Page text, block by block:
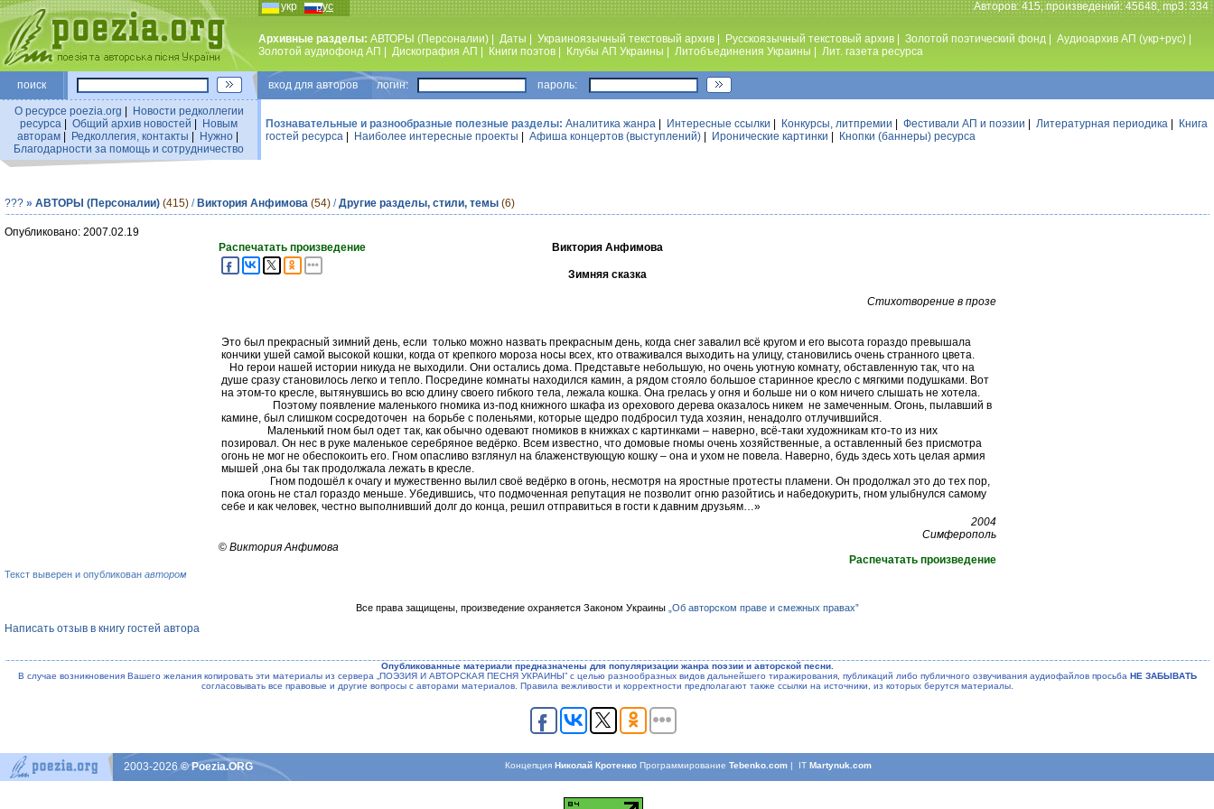
укр рус Авторов: 415, произведений: 45648, mp3: 334
Архивные разделы: АВТОРЫ (Персоналии) Даты Украиноязычный текстовый архив Русскоязычный текстовый архив Золотой поэтический фонд Аудиоархив АП (укр+рус)
Золотой аудиофонд АП
Дискография АП Книги поэтов Клубы АП Украины Литобъединения Украины Лит. газета ресурса
поиск вход для авторов логин: пароль:
О ресурсе poezia.org
Новости редколлегии
ресурса
Общий архив новостей
Новым
авторам| Редколлегия, контакты Нужно|
Благодарности за помощь и сотрудничество
Познавательные и разнообразные полезные разделы: Аналитика жанра Интересные ссылки Конкурсы, литпремии Фестивали АП и поэзии Литературная периодика
Книга
гостей ресурса
Наиболее интересные проекты Афиша концертов (выступлений) Иронические картинки Кнопки (баннеры) ресурса
??? » АВТОРЫ (Персоналии) (415) / Виктория Анфимова (54) /Другие разделы, стили, темы (6)
Опубликовано: 2007.02.19
Распечатать произведение
Виктория Анфимова
Зимняя сказка
Стихотворение в прозе
Это был прекрасный зимний день, если только можно назвать прекрасным день, когда снег завалил всё кругом и его высота гораздо превышала
кончики ушей самой высокой кошки, когда от крепкого мороза носы всех, кто отваживался выходить на улицу, становились очень странного цвета.
Но герои нашей истории никуда не выходили. Они остались дома. Представьте небольшую, но очень уютную комнату, обставленную так, что на
душе сразу становилось легко и тепло. Посредине комнаты находился камин, а рядом стояло большое старинное кресло с мягкими подушками. Вот
на этом-то кресле, вытянувшись во всю длину своего гибкого тела, лежала кошка. Она грелась у огня и больше ни о ком ничего слышать не хотела.
Поэтому появление маленького гномика из-под книжного шкафа из орехового дерева оказалось никем не замеченным. Огонь, пылавший в
камине, был слишком сосредоточен на борьбе с поленьями, которые щедро подбросил туда хозяин, ненадолго отлучившийся.
Маленький гном был одет так, как обычно одевают гномиков в книжках с картинками – наверно, всё-таки художникам кто-то из них
позировал. Он нес в руке маленькое серебряное ведёрко. Всем известно, что домовые гномы очень хозяйственные, а оставленный без присмотра
огонь не мог не обеспокоить его. Гном опасливо взглянул на блаженствующую кошку – она и ухом не повела. Наверно, будь здесь хоть целая армия
мышей ,она бы так продолжала лежать в кресле.
Гном подошёл к очагу и мужественно вылил своё ведёрко в огонь, несмотря на яростные протесты пламени. Он продолжал это до тех пор,
пока огонь не стал гораздо меньше. Убедившись, что подмоченная репутация не позволит огню разойтись и набедокурить, гном улыбнулся самому
себе и как человек, честно выполнивший долг до конца, решил отправиться в гости к давним друзьям…»
2004
Симферополь
© Виктория Анфимова
Распечатать произведение
Текст выверен и опубликован автором
Все права защищены, произведение охраняется Законом Украины „Об авторском праве и смежных правах”
Написать отзыв в книгу гостей автора
Опубликованные материали предназначены для популяризации жанра поэзии и авторской песни.
В случае возникновения Вашего желания копировать эти материалы из сервера „ПОЭЗИЯ И АВТОРСКАЯ ПЕСНЯ УКРАИНЫ” с целью разнообразных видов дальнейшего тиражирования, публикаций либо публичного озвучивания аудиофайлов просьба НЕ ЗАБЫВАТЬ
согласовывать все правовые и другие вопросы с авторами материалов. Правила вежливости и корректности предполагают также ссылки на источники, из которых берутся материалы.
КонцепцияНиколай Кротенко ПрограммированиеTebenko.com | ITMartynuk.com
2003-2026© Poezia.ORG